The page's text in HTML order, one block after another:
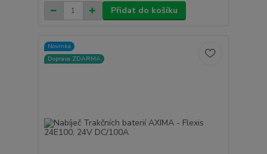
Přidat do košíku
Novinka
Doprava ZDARMA